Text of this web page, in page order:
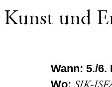
Kunst und
Wann: 5./6.
Wo: